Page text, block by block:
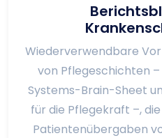
Wiederverwendbare
von Pflegeschichten
Systems-Brain-Sheet
für die Pflegekraft –,
Patientenübergaben